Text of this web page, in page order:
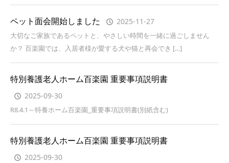
ペット面会開始しました 2025-11-27
大切なご家族であるペットと、やさしい時間を一緒に過ごしません
か？ 百楽園では、入居者様が愛する犬や猫と再会でき […]
特別養護老人ホーム百楽園 重要事項説明書
2025-09-30
R8.4.1～特養ホーム百楽園_重要事項説明書(別紙含む)
特別養護老人ホーム百楽園 重要事項説明書
2025-09-30